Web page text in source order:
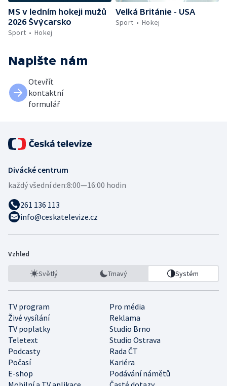
MS v ledním hokeji mužů
2026 Švýcarsko
Sport
Hokej
Velká Británie - USA
Sport
Hokej
Napište nám
Otevřít
kontaktní
formulář
Divácké centrum
každý všední den:8:00—16:00 hodin
261 136 113
info@ceskatelevize.cz
Vzhled
Světlý Tmavý Systém
TV program
Pro média
Živé vysílání
Reklama
TV poplatky
Studio Brno
Teletext
Studio Ostrava
Podcasty
Rada ČT
Počasí
Kariéra
E-shop
Podávání námětů